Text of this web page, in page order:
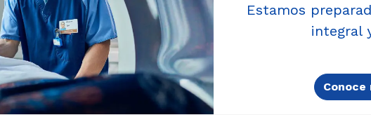
Estamos
integral